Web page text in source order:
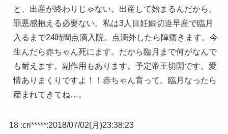
と、出産が終わりじゃない。出産して始まるんだから。
罪悪感抱える必要ない。私は3人目妊娠切迫早産で臨月
入るまで24時間点滴入院。点滴外したら陣痛きます。今
生んだら赤ちゃん死にます。だから臨月まで何がなんで
も耐えます。副作用もあります。予定帝王切開です。愛
情ありまくりですよ！！赤ちゃん育って。臨月なったら
産まれてきてね…。
18 :cri*****:2018/07/02(月)23:38:23